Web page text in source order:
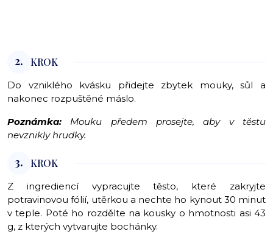
2. KROK
Do vzniklého kvásku přidejte zbytek mouky, sůl a
nakonec rozpuštěné máslo.
Poznámka: Mouku předem prosejte, aby v těstu
nevznikly hrudky.
3. KROK
Z ingrediencí vypracujte těsto, které zakryjte
potravinovou fólií, utěrkou a nechte ho kynout 30 minut
v teple. Poté ho rozdělte na kousky o hmotnosti asi 43
g, z kterých vytvarujte bochánky.